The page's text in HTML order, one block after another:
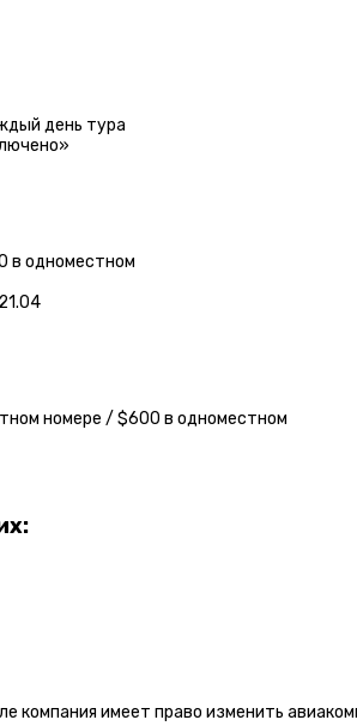
день тура
в одноместном
номере / $600 в одноместном
компания имеет право изменить